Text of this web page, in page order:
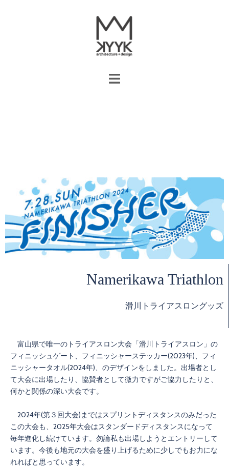
Namerikawa Triathlon
滑川トライアスロングッズ
富山県で唯一のトライアスロン大会「滑川トライアスロン」の
フィニッシュゲート、フィニッシャーステッカー(2023年)、フィ
ニッシャータオル(2024年)、のデザインをしました。出場者とし
て大会に出場したり、協賛者として微力ですがご協力したりと、
何かと関係の深い大会です。
2024年(第３回大会)まではスプリントディスタンスのみだった
この大会も、2025年大会はスタンダードディスタンスになって
毎年進化し続けています。勿論私も出場しようとエントリーして
います。今後も地元の大会を盛り上げるために少しでもお力にな
れればと思っています。